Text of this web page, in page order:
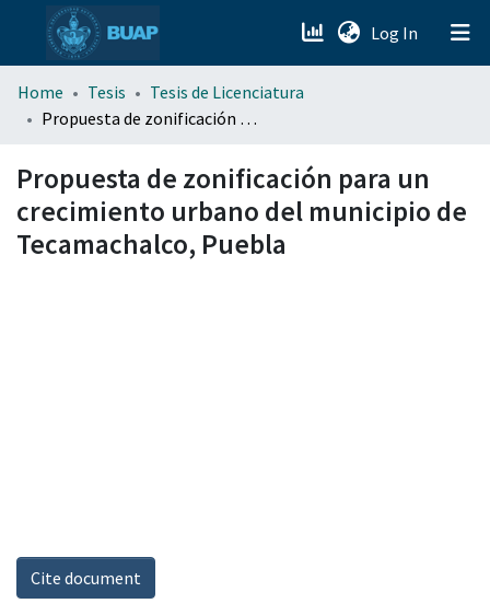
Log In (current)
menu.section.about_menu
Home Tesis
Tesis de Licenciatura
Propuesta de zonificación para un crecimiento urbano del municipio de Tecamachalco, Puebla
Propuesta de zonificación para un
crecimiento urbano del municipio de
Tecamachalco, Puebla
Cite document